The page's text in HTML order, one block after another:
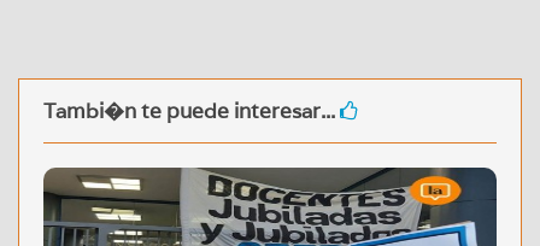
Tambi�n te puede interesar...